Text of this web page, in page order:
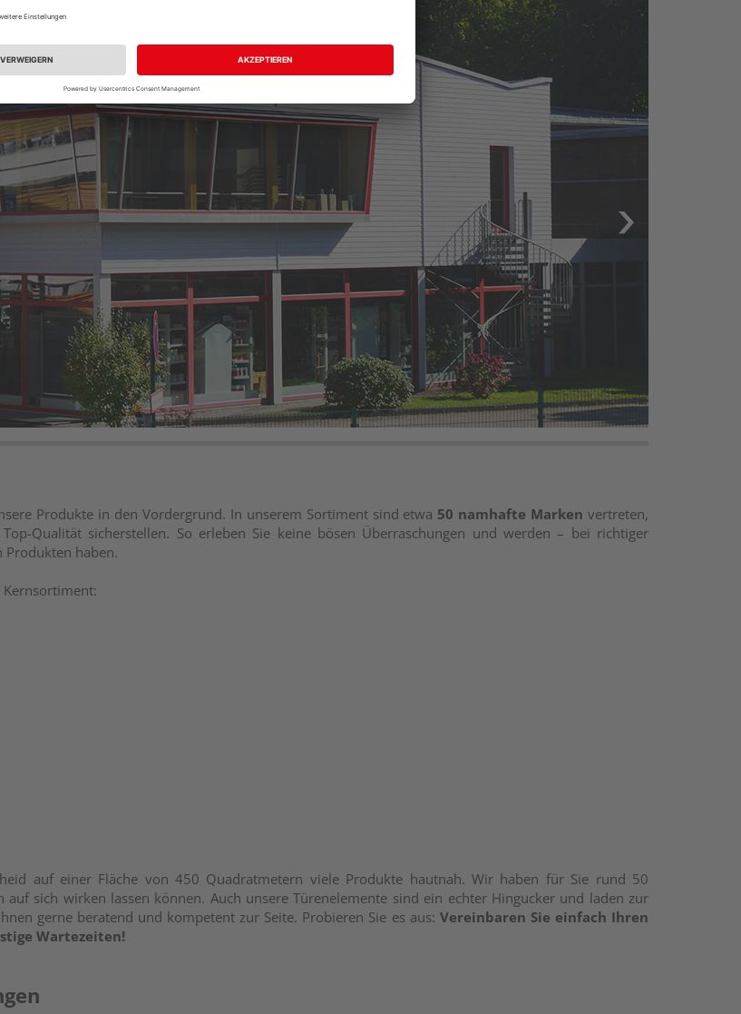
Produkte in den Vordergrund. In unserem Sortiment sind etwa 50 namhafte Marken vertreten,
Qualität sicherstellen. So erleben Sie keine bösen Überraschungen und werden – bei richtiger
Produkten haben.
Kernsortiment:
auf einer Fläche von 450 Quadratmetern viele Produkte hautnah. Wir haben für Sie rund 50
sich wirken lassen können. Auch unsere Türenelemente sind ein echter Hingucker und laden zur
gerne beratend und kompetent zur Seite. Probieren Sie es aus: Vereinbaren Sie einfach Ihren
Wartezeiten!